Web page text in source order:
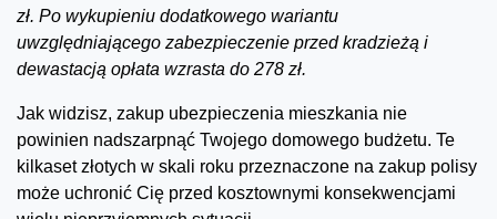
zł. Po wykupieniu dodatkowego wariantu
uwzględniającego zabezpieczenie przed kradzieżą i
dewastacją opłata wzrasta do 278 zł.
Jak widzisz, zakup ubezpieczenia mieszkania nie
powinien nadszarpnąć Twojego domowego budżetu. Te
kilkaset złotych w skali roku przeznaczone na zakup polisy
może uchronić Cię przed kosztownymi konsekwencjami